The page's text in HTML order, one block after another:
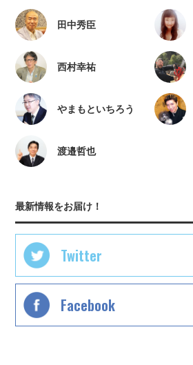
田中秀臣
西村幸祐
やまもといちろう
渡邉哲也
最新情報をお届け！
Twitter
Facebook